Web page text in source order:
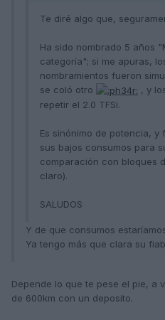
Te diré algo que,
Ha sido nombrado 5 años
categoría"; si me apuras,
nombramientos fueron
se coló otro
, y
repetir el 2.0 TFSi.
Es sinónimo de potencia, y
sus bajos consumos para
comparación con bloques
claro).
SALUDOS
Y de que consumos
Ya tengo más que clara su
Depende lo que te pese el pie, a
de 600km con un deposito.